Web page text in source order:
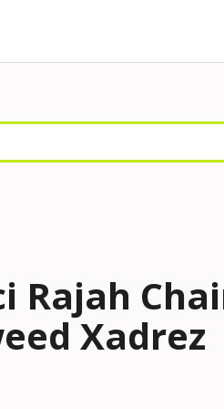
Rajah
Xadrez